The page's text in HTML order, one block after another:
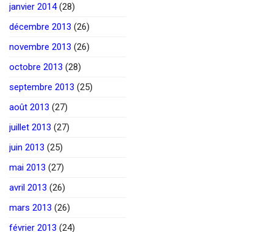
janvier 2014(28)
décembre 2013 (26)
novembre 2013 (26)
octobre 2013 (28)
septembre 2013 (25)
août 2013 (27)
juillet 2013 (27)
juin 2013 (25)
mai 2013 (27)
avril 2013 (26)
mars 2013 (26)
février 2013 (24)